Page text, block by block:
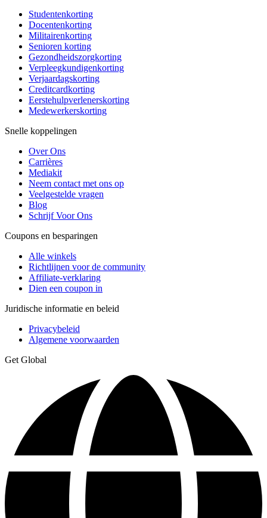
Studentenkorting
Docentenkorting
Militairenkorting
Senioren korting
Gezondheidszorgkorting
Verpleegkundigenkorting
Verjaardagskorting
Creditcardkorting
Eerstehulpverlenerskorting
Medewerkerskorting
Snelle koppelingen
Over Ons
Carrières
Mediakit
Neem contact met ons op
Veelgestelde vragen
Blog
Schrijf Voor Ons
Coupons en besparingen
Alle winkels
Richtlijnen voor de community
Affiliate-verklaring
Dien een coupon in
Juridische informatie en beleid
Privacybeleid
Algemene voorwaarden
Get Global